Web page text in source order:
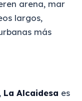
arena, mar
largos,
más
La Alcaidesa es